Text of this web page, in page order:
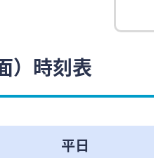
）時刻表
平日